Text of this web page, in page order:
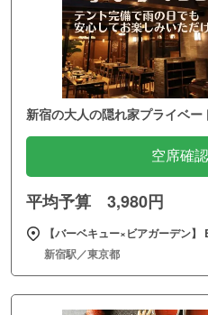
新宿の大人の隠れ家プライベ
空席確
平均予算 3,980円
【バーベキュー×ビアガーデン
新宿駅／東京都